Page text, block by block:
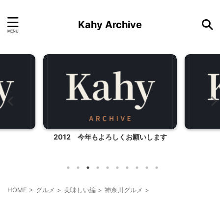
Kahy Archive
2012 今年もよろしくお願いします
HOME > グルメ > 美味しい編 > 神奈川グルメ >